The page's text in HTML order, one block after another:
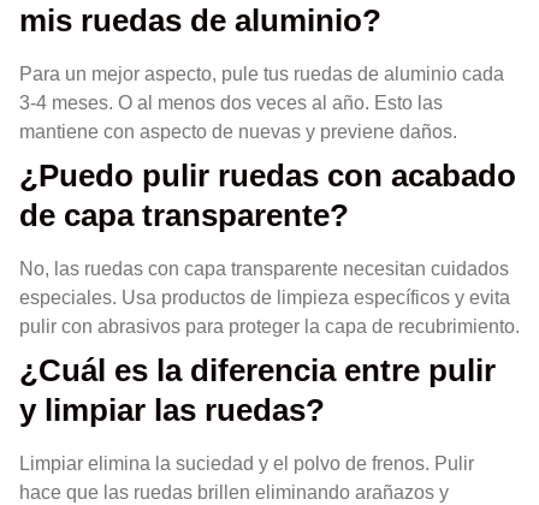
mis ruedas de aluminio?
Para un mejor aspecto, pule tus ruedas de aluminio cada
3-4 meses. O al menos dos veces al año. Esto las
mantiene con aspecto de nuevas y previene daños.
¿Puedo pulir ruedas con acabado
de capa transparente?
No, las ruedas con capa transparente necesitan cuidados
especiales. Usa productos de limpieza específicos y evita
pulir con abrasivos para proteger la capa de recubrimiento.
¿Cuál es la diferencia entre pulir
y limpiar las ruedas?
Limpiar elimina la suciedad y el polvo de frenos. Pulir
hace que las ruedas brillen eliminando arañazos y